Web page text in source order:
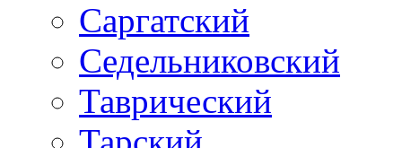
Саргатский
Седельниковский
Таврический